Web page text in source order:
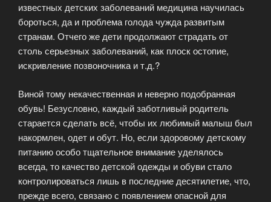
известных детских заболеваний медицина научилась
бороться, да и проблема голода чужда развитым
странам. Отчего же дети продолжают страдать от
столь серьезных заболеваний, как плоск остопие,
искривление позвоночника и т.д.?
Виной тому некачественная и неверно подобранная
обувь! Безусловно, каждый заботливый родитель
старается сделать всё, чтобы их любимый малыш был
накормлен, одет и обут. Но, если здоровому детскому
питанию особо тщательное внимание уделялось
всегда, то качество детской одежды и обуви стало
контролироваться лишь в последние десятилетие, что,
прежде всего, связано с появлением опасной для